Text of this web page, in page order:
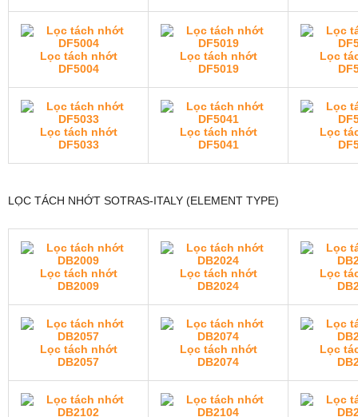
Lọc tách nhớt
DF5004
Lọc tách nhớt
DF5019
Lọc
Lọc tách nhớt
DF5033
Lọc tách nhớt
DF5041
Lọc
LỌC TÁCH NHỚT SOTRAS-ITALY (ELEMENT TYPE)
Lọc tách nhớt
DB2009
Lọc tách nhớt
DB2024
Lọc
Lọc tách nhớt
DB2057
Lọc tách nhớt
DB2074
Lọc